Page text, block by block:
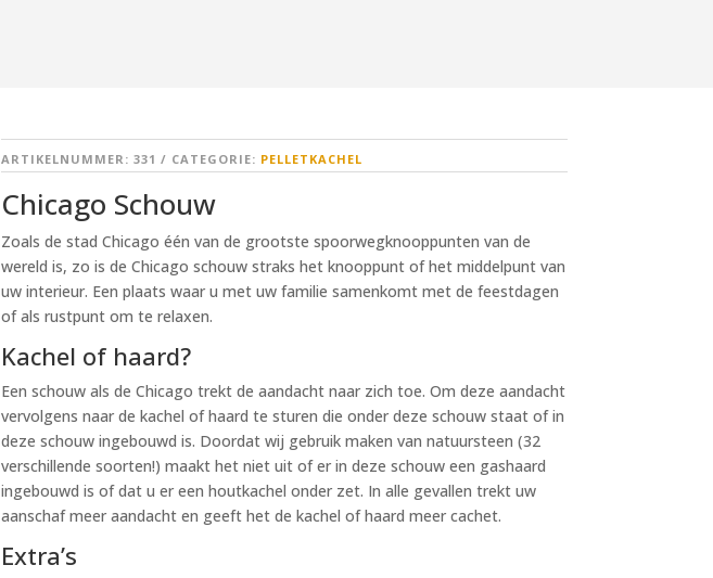
ARTIKELNUMMER:331 CATEGORIE: PELLETKACHEL
Chicago Schouw
Zoals de stad Chicago één van de grootste spoorwegknooppunten van de
wereld is, zo is de Chicago schouw straks het knooppunt of het middelpunt van
uw interieur. Een plaats waar u met uw familie samenkomt met de feestdagen
of als rustpunt om te relaxen.
Kachel of haard?
Een schouw als de Chicago trekt de aandacht naar zich toe. Om deze aandacht
vervolgens naar de kachel of haard te sturen die onder deze schouw staat of in
deze schouw ingebouwd is. Doordat wij gebruik maken van natuursteen (32
verschillende soorten!) maakt het niet uit of er in deze schouw een gashaard
ingebouwd is of dat u er een houtkachel onder zet. In alle gevallen trekt uw
aanschaf meer aandacht en geeft het de kachel of haard meer cachet.
Extra’s